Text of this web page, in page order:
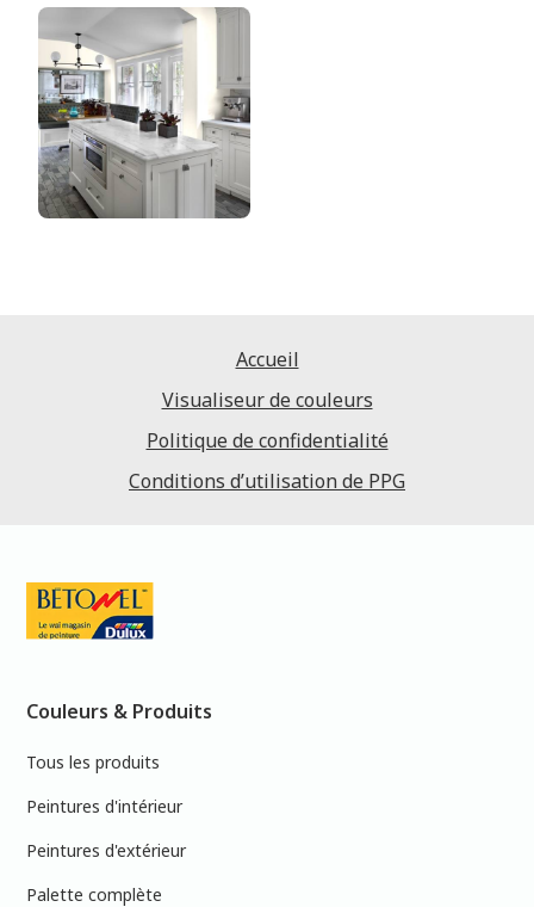
Accueil
Visualiseur de couleurs
Politique de confidentialité
Conditions d’utilisation de PPG
Couleurs & Produits
Tous les produits
Peintures d'intérieur
Peintures d'extérieur
Palette complète